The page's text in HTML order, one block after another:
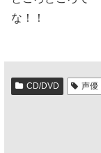
な！！
CD/DVD 声優